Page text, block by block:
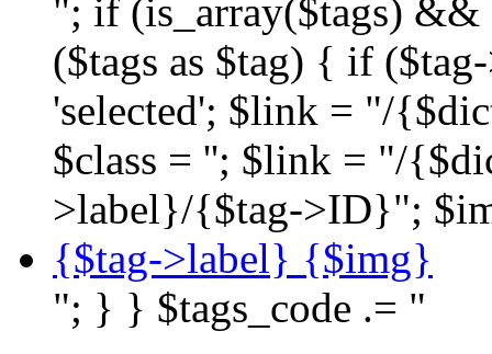
"; if (is_array($tags) &&
($tags as $tag) { if
'selected'; $link = "/
$class = ''; $link = "/
>label}/{$tag->ID}";
{$tag->label} {$img}
"; } } $tags_code .= "